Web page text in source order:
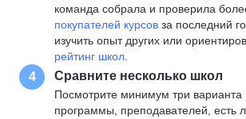
команда собрала и проверила
покупателей курсов за последний
изучить опыт других или
рейтинг школ
4 Сравните несколько школ
Посмотрите минимум три варианта
программы, преподавателей, есть